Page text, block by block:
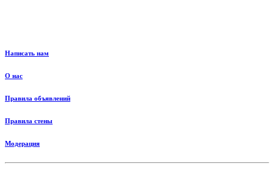
Написать нам
О нас
Правила объявлений
Правила стены
Модерация